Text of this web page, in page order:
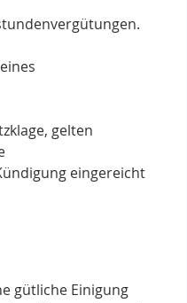
gelten
eingereicht
gütliche Einigung